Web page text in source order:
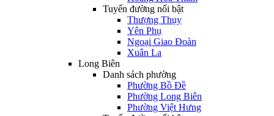
Tuyến đường nổi bật
Thượng Thụy
Yên Phụ
Ngoại Giao Đoàn
Xuân La
Long Biên
Danh sách phường
Phường Bồ Đề
Phường Long Biên
Phường Việt Hưng